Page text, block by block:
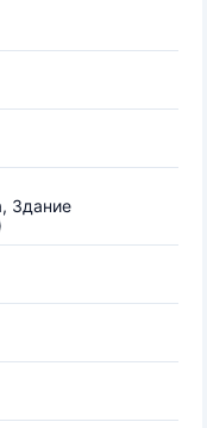
Здание